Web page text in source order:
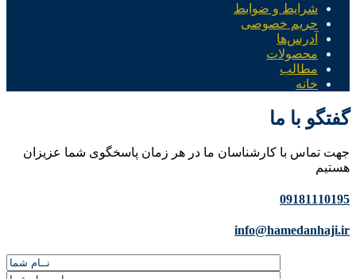
شرایط و ضوابط
حریم خصوصی
آدرس‌ها
محصولات
مطالب
خانه
گفتگو با ما
جهت تماس با کارشناسان ما در هر زمان پاسخگوی شما عزیزان
هستیم
09181110195
info@hamedanhaji.ir